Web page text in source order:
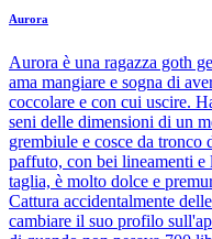
Aurora
Aurora è una ragazza goth
ama mangiare e sogna di
coccolare e con cui uscire.
seni delle dimensioni di un
grembiule e cosce da tronco
paffuto, con bei lineamenti
taglia, è molto dolce e
Cattura accidentalmente
cambiare il suo profilo